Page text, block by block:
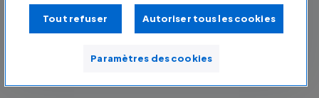
Tout refuser Autoriser tous les cookies
Paramètres des cookies